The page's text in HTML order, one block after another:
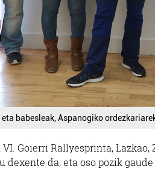
babesleak, Aspanogiko
Goierri Rallyesprinta,
dexente da, eta oso pozik